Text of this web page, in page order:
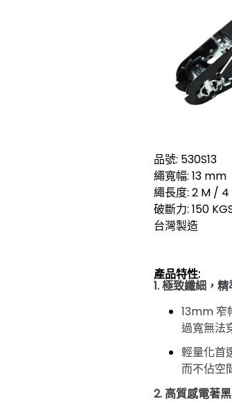
品號: 530S13
繩寬幅: 13 mm
繩長度: 2 M / 4
破斷力: 150
台灣製造
產品特性:
1. 極致纖細，
13mm 窄
過寬無法
輕量化首
而不佔空
2. 高質感電著